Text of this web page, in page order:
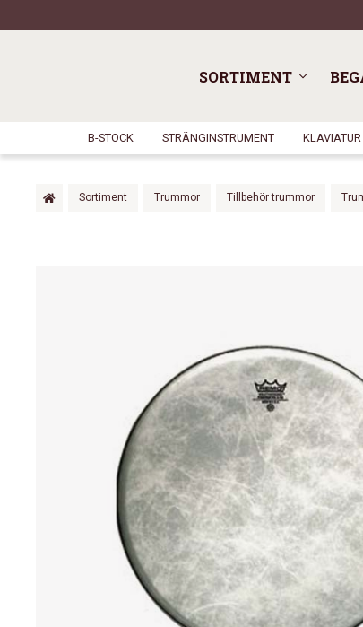
SORTIMENT
B-STOCK STRÄNGINSTRUMENT KLAVIATUR
Sortiment Trummor Tillbehör trummor